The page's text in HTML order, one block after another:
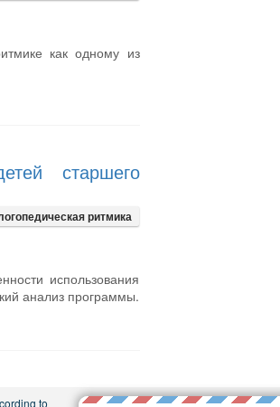
как одному из
старшего
ритмика
использования
анализ программы.
to